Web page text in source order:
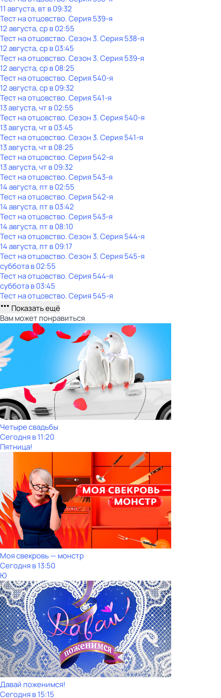
11 августа, вт в 09:32
Тест на отцовство. Серия 539-я
12 августа, ср в 02:55
Тест на отцовство. Сезон 3. Серия 538-я
12 августа, ср в 03:45
Тест на отцовство. Сезон 3. Серия 539-я
12 августа, ср в 08:25
Тест на отцовство. Серия 540-я
12 августа, ср в 09:32
Тест на отцовство. Серия 541-я
13 августа, чт в 02:55
Тест на отцовство. Сезон 3. Серия 540-я
13 августа, чт в 03:45
Тест на отцовство. Сезон 3. Серия 541-я
13 августа, чт в 08:25
Тест на отцовство. Серия 542-я
13 августа, чт в 09:32
Тест на отцовство. Серия 543-я
14 августа, пт в 02:55
Тест на отцовство. Серия 542-я
14 августа, пт в 03:42
Тест на отцовство. Серия 543-я
14 августа, пт в 08:10
Тест на отцовство. Сезон 3. Серия 544-я
14 августа, пт в 09:17
Тест на отцовство. Сезон 3. Серия 545-я
субботав02:55
Тест на отцовство. Серия 544-я
субботав03:45
Тест на отцовство. Серия 545-я
Показать ещё
Вам может понравиться
Четыре свадьбы
Сегодня в 11:20
Пятница!
Моя свекровь — монстр
Сегодня в 13:50
Ю
Давай поженимся!
Сегодня в 15:15